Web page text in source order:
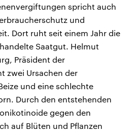
spricht auch
und
Dort ruht seit einem Jahr die
Saatgut. Helmut
Präsident der
zwei Ursachen der
und eine schlechte
Durch den entstehenden
gegen den
auf Blüten und Pflanzen